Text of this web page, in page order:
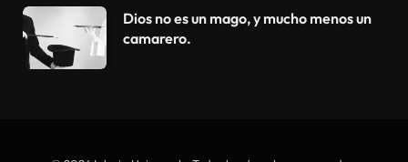
Dios no es un mago, y mucho menos un
camarero.